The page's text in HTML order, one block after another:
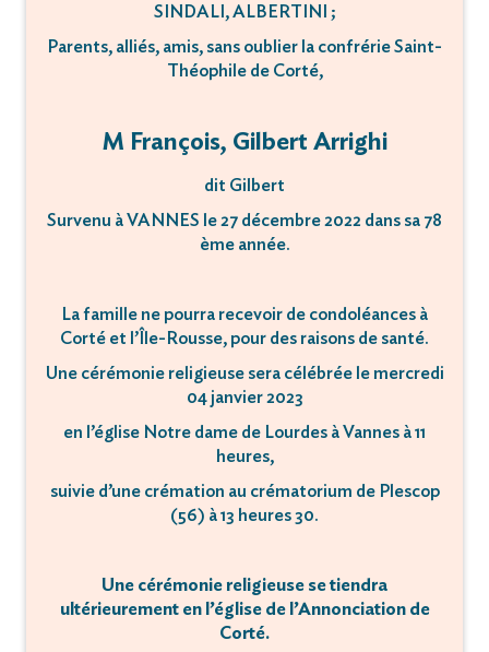
SINDALI, ALBERTINI ;
Parents, alliés, amis, sans oublier la confrérie Saint-
Théophile de Corté,
M François, Gilbert Arrighi
dit Gilbert
Survenu à VANNES le 27 décembre 2022 dans sa 78
ème année.
La famille ne pourra recevoir de condoléances à
Corté et l’Île-Rousse, pour des raisons de santé.
Une cérémonie religieuse sera célébrée le mercredi
04 janvier 2023
en l’église Notre dame de Lourdes à Vannes à 11
heures,
suivie d’une crémation au crématorium de Plescop
(56) à 13 heures 30.
Une cérémonie religieuse se tiendra
ultérieurement en l’église de l’Annonciation de
Corté.